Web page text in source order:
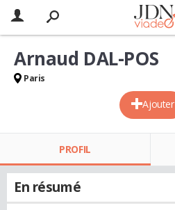
Ajouter
Arnaud DAL-POS
Paris
PROFIL
En résumé